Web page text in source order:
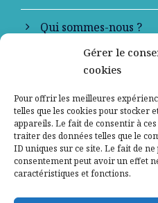
Gérer le
cookies
Pour offrir les meilleures
telles que les cookies pour stocker
appareils. Le fait de consentir à
traiter des données telles que le
ID uniques sur ce site. Le fait de
consentement peut avoir un effet
caractéristiques et fonctions.
Qui sommes-nous ?
Contactez-nous
Mentions légales
Politique de